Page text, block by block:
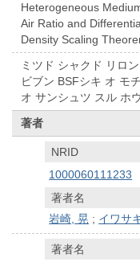
Heterogeneous
Air Ratio and
Density Scaling
ミツド シャクド リロ
ビブン BSFシキ オ モ
オ サンシュツ スル ホ
著者
NRID
1000060111233
著者名
岩崎, 晃 ; イワサ
著者名